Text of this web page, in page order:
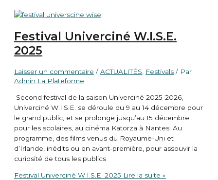
Festival Univerciné W.I.S.E.
2025
Laisser un commentaire /ACTUALITÉS Festivals / Par
Admin La Plateforme
Second festival de la saison Univerciné 2025-2026,
Univerciné W.I.S.E. se déroule du 9 au 14 décembre pour
le grand public, et se prolonge jusqu’au 15 décembre
pour les scolaires, au cinéma Katorza à Nantes. Au
programme, des films venus du Royaume-Uni et
d’Irlande, inédits ou en avant-première, pour assouvir la
curiosité de tous les publics
Festival Univerciné W.I.S.E. 2025 Lire la suite »